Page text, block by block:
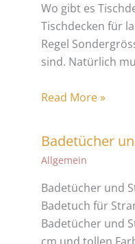
Wo gibt es
Tischdecken für
Regel
sind. Natürlich
Read More »
Badetücher
Allgemein
Badetücher und
Badetuch für
Badetücher und